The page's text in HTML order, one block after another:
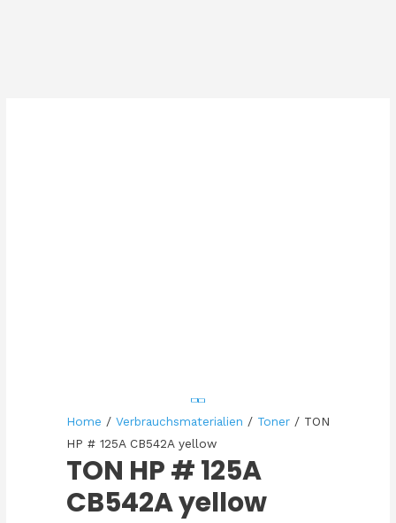
Home /Verbrauchsmaterialien / Toner / TON
HP # 125A CB542A yellow
TON HP # 125A
CB542A yellow